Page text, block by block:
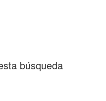
búsqueda